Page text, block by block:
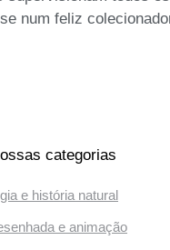
num feliz
categorias
e história natural
e animação